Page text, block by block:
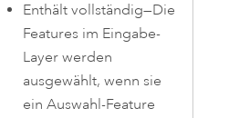
Enthält vollständig—Die
Features im Eingabe-
Layer werden
ausgewählt, wenn sie
ein Auswahl-Feature